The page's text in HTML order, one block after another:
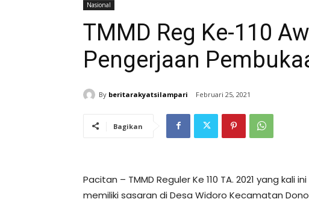
Nasional
TMMD Reg Ke-110
Pengerjaan
By beritarakyatsilampari Februari 25, 2021
Bagikan
Pacitan – TMMD Reguler Ke 110 TA. 2021 yang
memiliki sasaran di Desa Widoro Kecamatan